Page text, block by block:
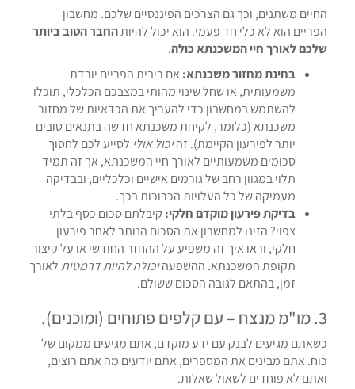
החיים משתנים, וכך גם הצרכים הפיננסיים שלכם. מחשבון
הפריים הוא לא כלי חד פעמי. הוא יכול להיותהחבר הטוב ביותר
שלכם לאורך חיי המשכנתא כולה.
בחינת מחזור משכנתא: אם ריבית הפריים יורדת
משמעותית, או שחל שינוי מהותי במצבכם הכלכלי, תוכלו
להשתמש במחשבון כדי להעריך את הכדאיות של מחזור
משכנתא (כלומר, לקיחת משכנתא חדשה בתנאים טובים
יותר לפירעון הקיימת). זהיכול אולי לסייע לכם לחסוך
סכומים משמעותיים לאורך חיי המשכנתא, אך זה תמיד
תלוי במגוון רחב של גורמים אישיים וכלכליים, ובבדיקה
מעמיקה של כל העלויות הכרוכות בכך.
בדיקת פירעון מוקדם חלקי: קיבלתם סכום כסף בלתי
צפוי? הזינו למחשבון את הסכום הנותר לאחר פירעון
חלקי, וראו איך זה משפיע על ההחזר החודשי או על קיצור
תקופת המשכנתא. ההשפעהיכולה להיות דרמטיתלאורך
זמן, בהתאם לגובה הסכום ששולם.
3. מו"מ מנצח – עם קלפים פתוחים (ומוכנים).
כשאתם מגיעים לבנק עם ידע מוקדם, אתם מגיעים ממקום של
כוח. אתם מבינים את המספרים, אתם יודעים מה אתם רוצים,
ואתם לא פוחדים לשאול שאלות.